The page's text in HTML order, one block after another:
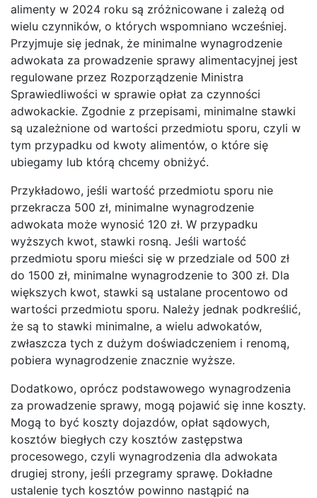
alimenty w 2024 roku są zróżnicowane i zależą od
wielu czynników, o których wspomniano wcześniej.
Przyjmuje się jednak, że minimalne wynagrodzenie
adwokata za prowadzenie sprawy alimentacyjnej jest
regulowane przez Rozporządzenie Ministra
Sprawiedliwości w sprawie opłat za czynności
adwokackie. Zgodnie z przepisami, minimalne stawki
są uzależnione od wartości przedmiotu sporu, czyli w
tym przypadku od kwoty alimentów, o które się
ubiegamy lub którą chcemy obniżyć.
Przykładowo, jeśli wartość przedmiotu sporu nie
przekracza 500 zł, minimalne wynagrodzenie
adwokata może wynosić 120 zł. W przypadku
wyższych kwot, stawki rosną. Jeśli wartość
przedmiotu sporu mieści się w przedziale od 500 zł
do 1500 zł, minimalne wynagrodzenie to 300 zł. Dla
większych kwot, stawki są ustalane procentowo od
wartości przedmiotu sporu. Należy jednak podkreślić,
że są to stawki minimalne, a wielu adwokatów,
zwłaszcza tych z dużym doświadczeniem i renomą,
pobiera wynagrodzenie znacznie wyższe.
Dodatkowo, oprócz podstawowego wynagrodzenia
za prowadzenie sprawy, mogą pojawić się inne koszty.
Mogą to być koszty dojazdów, opłat sądowych,
kosztów biegłych czy kosztów zastępstwa
procesowego, czyli wynagrodzenia dla adwokata
drugiej strony, jeśli przegramy sprawę. Dokładne
ustalenie tych kosztów powinno nastąpić na